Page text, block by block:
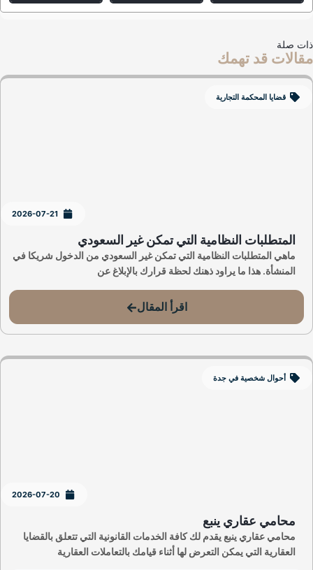
صلة
قد تهمك
قضايا المحكمة التجارية
2026-07-21
المتطلبات النظامية التي تمكن غير السعودي
ماهي المتطلبات النظامية التي تمكن غير السعودي من الدخول شريكا في
المنشأة. هذا ما يراود ذهنك لحظة قرارك بالإبلاغ عن
اقرأ المقال
أحوال شخصية في جدة
2026-07-20
محامي عقاري ينبع
محامي عقاري ينبع يقدم لك كافة الخدمات القانونية التي تتعلق بالقضايا
العقارية التي يمكن التعرض لها أثناء قيامك بالتعاملات العقارية